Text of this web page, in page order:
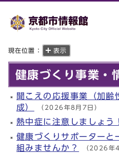
現在位置： 表示
健康づくり事業・
聞こえの応援事業（加齢
成） （2026年8月7日）
熱中症に注意しましょう
健康づくりサポーターと
組みませんか？ （2026年